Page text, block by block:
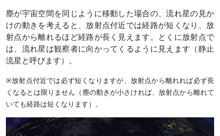
塵が宇宙空間を同じように移動した場合の、流れ星の見か
けの動きを考えると、放射点付近では経路が短くなり、放
射点から離れるほど経路が長く見えます。とくに放射点で
は、流れ星は観察者に向かってくるように見えます（静止
流星と呼びます）。
※放射点付近では必ず短くなりますが、放射点から離れれば必ず長
くなるとは限りません（塵の動きが小さければ、放射点から離れて
いても経路は短くなります）。